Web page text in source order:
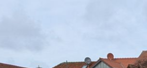
Sprechstunde Bad Sülze